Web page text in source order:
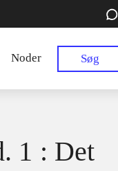
Noder Søg
1 : Det